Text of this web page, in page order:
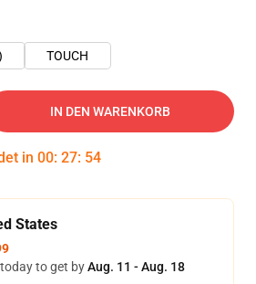
TOUCH
IN DEN WARENKORB
in 00: 27: 54
States
to get byAug. 11 - Aug. 18